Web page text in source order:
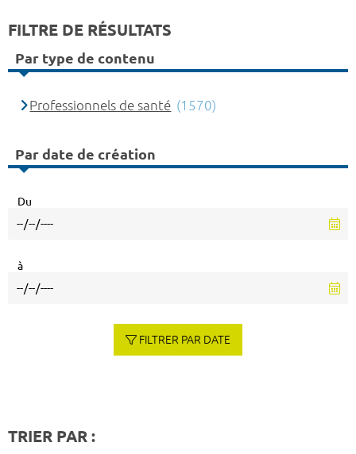
FILTRE DE RÉSULTATS
Par type de contenu
Professionnels de santé (1570)
Par date de création
Du
à
FILTRER PAR DATE
TRIER PAR :